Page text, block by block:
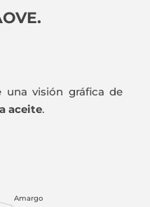
una visión gráfica de
aceite.